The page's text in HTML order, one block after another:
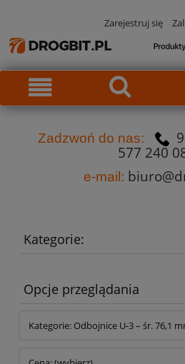
Zarejestruj się
Zadzwoń do nas:
577 240
e-mail:
Kategorie:
Opcje przeglądania
Kategorie: Odbojnice U-3 – śr. 76,1